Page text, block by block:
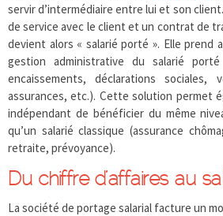
servir d’intermédiaire entre lui et son
de service avec le client et un contrat de
devient alors « salarié porté ». Elle prend
gestion administrative du salarié
encaissements, déclarations sociales,
assurances, etc.). Cette solution permet
indépendant de bénéficier du même
qu’un salarié classique (assurance
retraite, prévoyance).
Du chiffre d’affaires au
La société de portage salarial facture un